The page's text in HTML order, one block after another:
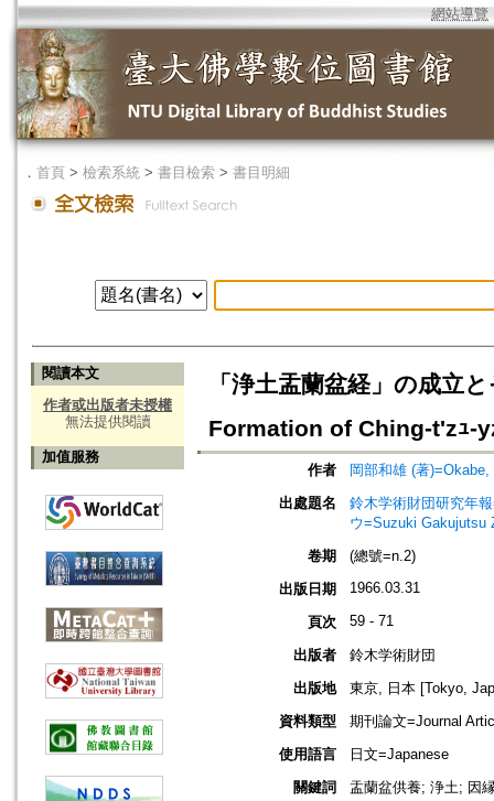
網站導覽
． 首頁 > 檢索系統 > 書目檢索 > 書目明細
閱讀本文
作者或出版者未授權
無法提供閱讀
加值服務
「浄土盂蘭盆経」の成立
Formation of Ching-t'zｭ-
作者
岡部和雄 (著
出處題名
鈴木学術財団研究年
ウ=Suzuki Gakujutsu
卷期
(總號=n.2)
出版日期
1966.03.31
頁次 59 - 71
出版者
鈴木学術財団
出版地
東京, 日本 [Tokyo,
資料類型
期刊論文=Journal
使用語言
日文=Japanese
關鍵詞
盂蘭盆供養; 浄土; 因